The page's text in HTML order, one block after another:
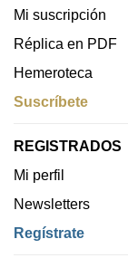
Mi suscripción
Réplica en PDF
Hemeroteca
Suscríbete
REGISTRADOS
Mi perfil
Newsletters
Regístrate